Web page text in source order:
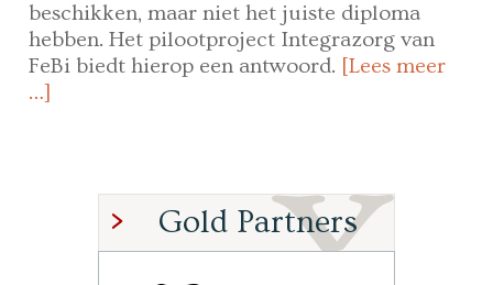
beschikken, maar niet het juiste diploma
hebben. Het pilootproject Integrazorg van
FeBi biedt hierop een antwoord. [Lees meer
…]
Gold Partners